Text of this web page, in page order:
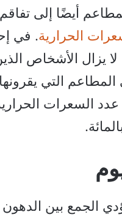
أيضًا إلى
الحرارية. في
يزال الأشخاص
التي
السعرات
الجمع بين الدهون